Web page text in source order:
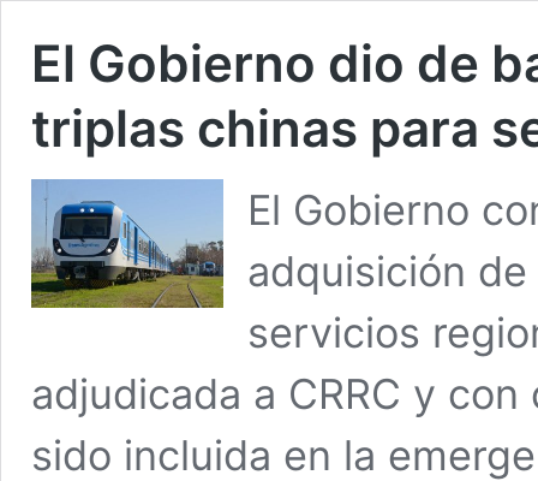
El Gobierno dio de
triplas chinas para
El Gobierno
adquisición
servicios
adjudicada a CRRC y
sido incluida en la